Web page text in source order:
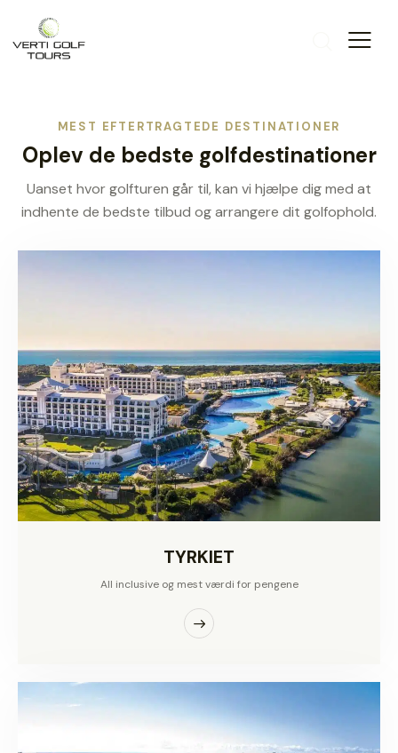
MEST EFTERTRAGTEDE DESTINATIONER
Oplev de bedste golfdestinationer
Uanset hvor golfturen går til, kan vi hjælpe dig med at
indhente de bedste tilbud og arrangere dit golfophold.
TYRKIET
All inclusive og mest værdi for pengene